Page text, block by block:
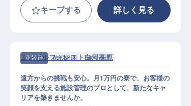
キープする 詳しく見る
正社員 施設管理 施設管理
エンゼルフォレスト白河高原
遠方からの挑戦も安心。月1万円の寮で、お客様の
笑顔を支える施設管理のプロとして、新たなキャ
リアを築きませんか。